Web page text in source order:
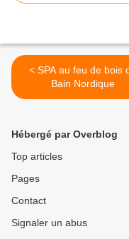
< SPA au feu de bois ou
Bain Nordique
Hébergé par Overblog
Top articles
Pages
Contact
Signaler un abus